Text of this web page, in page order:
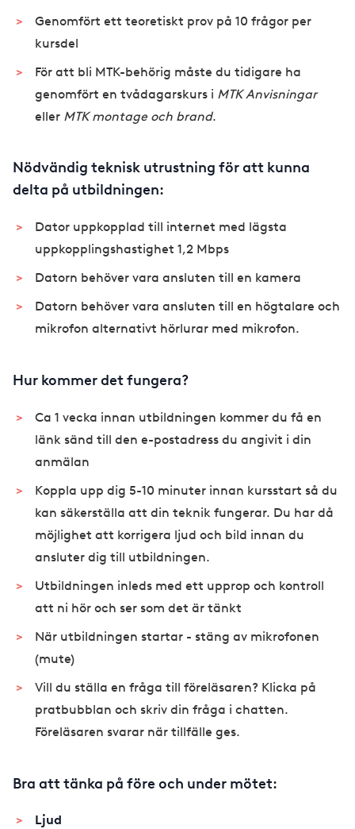
Genomfört ett teoretiskt prov på 10 frågor per
kursdel
För att bli MTK-behörig måste du tidigare ha
genomfört en tvådagarskurs i MTK Anvisningar
eller MTK montage och brand.
Nödvändig teknisk utrustning för att kunna
delta på utbildningen:
Dator uppkopplad till internet med lägsta
uppkopplingshastighet 1,2 Mbps
Datorn behöver vara ansluten till en kamera
Datorn behöver vara ansluten till en högtalare och
mikrofon alternativt hörlurar med mikrofon.
Hur kommer det fungera?
Ca 1 vecka innan utbildningen kommer du få en
länk sänd till den e-postadress du angivit i din
anmälan
Koppla upp dig 5-10 minuter innan kursstart så du
kan säkerställa att din teknik fungerar. Du har då
möjlighet att korrigera ljud och bild innan du
ansluter dig till utbildningen.
Utbildningen inleds med ett upprop och kontroll
att ni hör och ser som det är tänkt
När utbildningen startar - stäng av mikrofonen
(mute)
Vill du ställa en fråga till föreläsaren? Klicka på
pratbubblan och skriv din fråga i chatten.
Föreläsaren svarar när tillfälle ges.
Bra att tänka på före och under mötet:
Ljud